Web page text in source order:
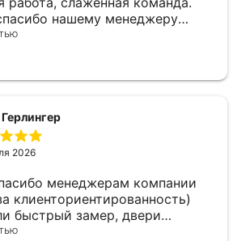
нашему менеджеру
сделать выбор, от
рекомендую.
2026
менеджерам компании
клиенториентированность)
быстрый замер, двери
По доставке